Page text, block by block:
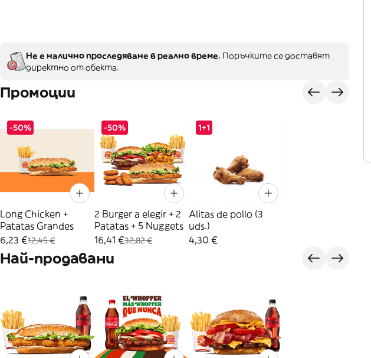
Не е налично проследяване в реално време. Поръчките се доставят
директно от обекта.
Промоции
-50%
Long Chicken +
Patatas Grandes
6,23 €12,45 €
-50%
2 Burger a elegir + 2
Patatas + 5 Nuggets
16,41 €32,82 €
1+1
Alitas de pollo (3
uds.)
4,30 €
Най-продавани